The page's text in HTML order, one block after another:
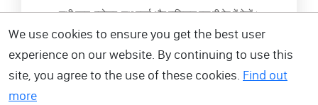
सभी व्रत, त्योहार, शुभ मुहूर्त और राशिफल एक ही ऐप में देखें।
📅 हिंदी कैलेंडर ऐप डाउनलोड करें
We use cookies to ensure you get the best user
experience on our website. By continuing to use this
site, you agree to the use of these cookies. Find out
more